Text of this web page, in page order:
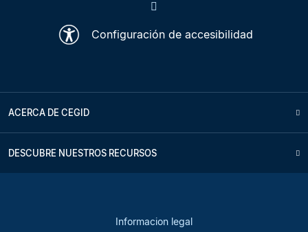
Configuración de accesibilidad
ACERCA DE CEGID
DESCUBRE NUESTROS RECURSOS
Informacion legal